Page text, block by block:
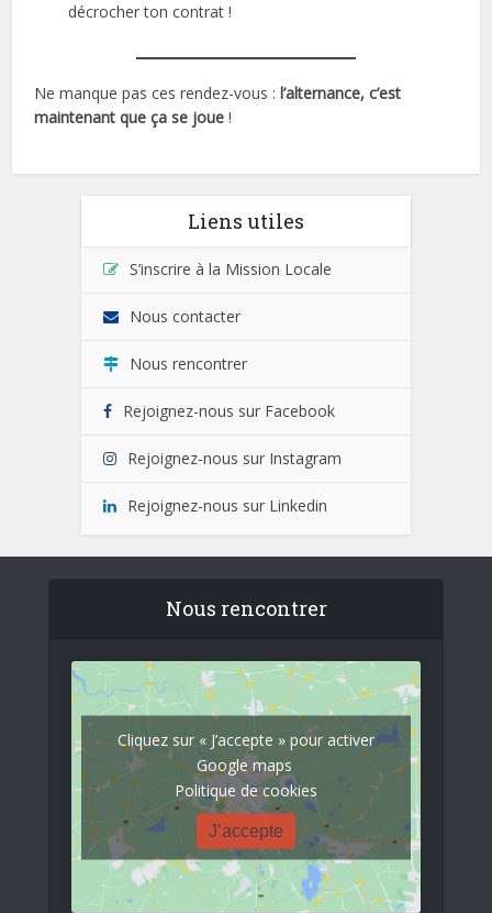
décrocher ton contrat !
Ne manque pas ces rendez-vous : l’alternance, c’est
maintenant que ça se joue !
Liens utiles
S’inscrire à la Mission Locale
Nous contacter
Nous rencontrer
Rejoignez-nous sur Facebook
Rejoignez-nous sur Instagram
Rejoignez-nous sur Linkedin
Nous rencontrer
Cliquez sur « J’accepte » pour activer
Google maps
Politique de cookies
J’accepte